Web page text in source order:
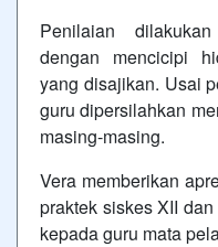
Penilaian
dengan mencicipi
yang disajikan. Usai
guru dipersilahkan
masing-masing.
Vera memberikan
praktek siskes XII
kepada guru mata